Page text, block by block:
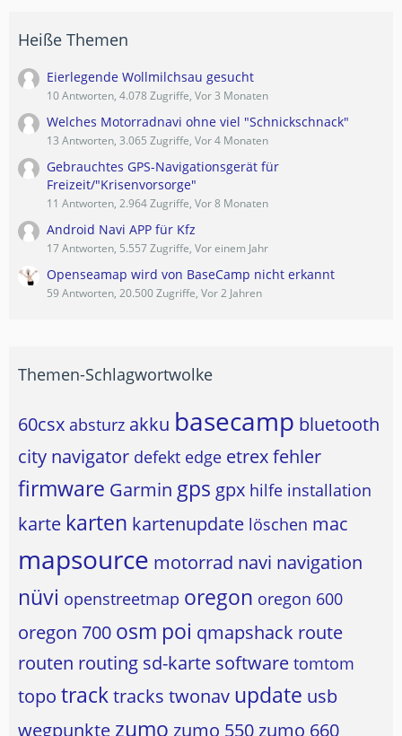
Heiße Themen
Eierlegende Wollmilchsau gesucht
10 Antworten, 4.078 Zugriffe, Vor 3 Monaten
Welches Motorradnavi ohne viel "Schnickschnack"
13 Antworten, 3.065 Zugriffe, Vor 4 Monaten
Gebrauchtes GPS-Navigationsgerät für
Freizeit/"Krisenvorsorge"
11 Antworten, 2.964 Zugriffe, Vor 8 Monaten
Android Navi APP für Kfz
17 Antworten, 5.557 Zugriffe, Vor einem Jahr
Openseamap wird von BaseCamp nicht erkannt
59 Antworten, 20.500 Zugriffe, Vor 2 Jahren
Themen-Schlagwortwolke
60csx absturz akku basecamp bluetooth
city navigator defekt edge etrexfehler
firmware Garmin gps gpx hilfe installation
karte karten kartenupdate löschen mac
mapsource motorrad navi navigation
nüvi openstreetmap oregon oregon 600
oregon 700 osm poi qmapshack route
routen routing sd-karte software tomtom
topo tracktracks twonav update usb
wegpunkte zumo zumo 550 zumo 660